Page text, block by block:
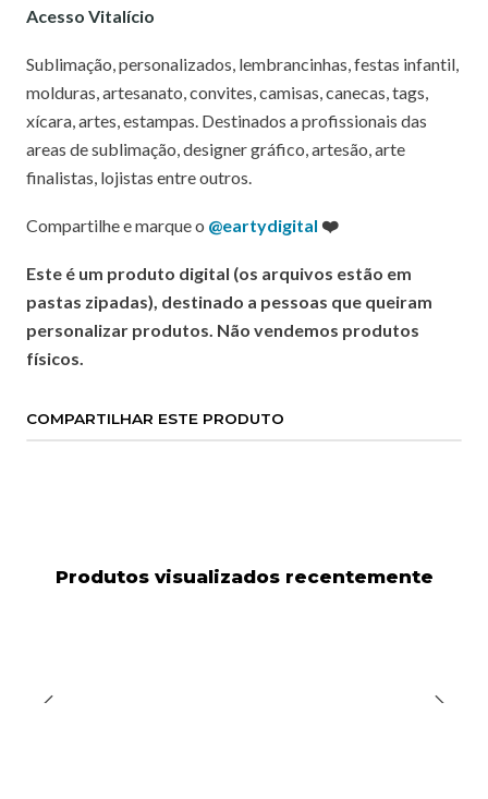
Acesso Vitalício
Sublimação, personalizados, lembrancinhas, festas infantil,
molduras, artesanato, convites, camisas, canecas, tags,
xícara, artes, estampas. Destinados a profissionais das
areas de sublimação, designer gráfico, artesão, arte
finalistas, lojistas entre outros.
Compartilhe e marque o @eartydigital ❤️
Este é um produto digital (os arquivos estão em
pastas zipadas), destinado a pessoas que queiram
personalizar produtos. Não vendemos produtos
físicos.
COMPARTILHAR ESTE PRODUTO
Produtos visualizados recentemente